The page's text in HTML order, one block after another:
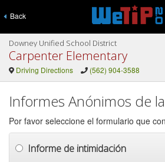
Back
Downey Unified School District
Carpenter Elementary
Driving Directions (562) 904-3588
Informes Anónimos de
Por favor seleccione el formulario que
Informe de intimidación